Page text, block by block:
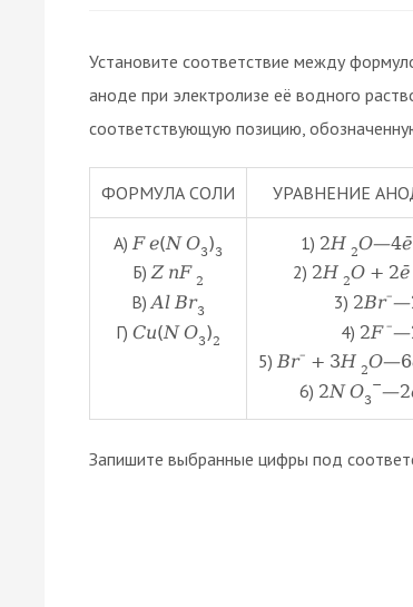
Установите соответствие между
аноде при электролизе её водного
соответствующую позицию,
ФОРМУЛА СОЛИ УРАВНЕНИЕ
А) Fe(N O3)3
Б)Z nF 2
В)Al Br3
Г)Cu(N O3)2
1) 2H 2O—4ē
2) 2H 2O + 2ē
3) 2Br–—
4) 2F –—
5)Br– + 3H 2O—6
6) 2NO3
−—2
Запишите выбранные цифры под